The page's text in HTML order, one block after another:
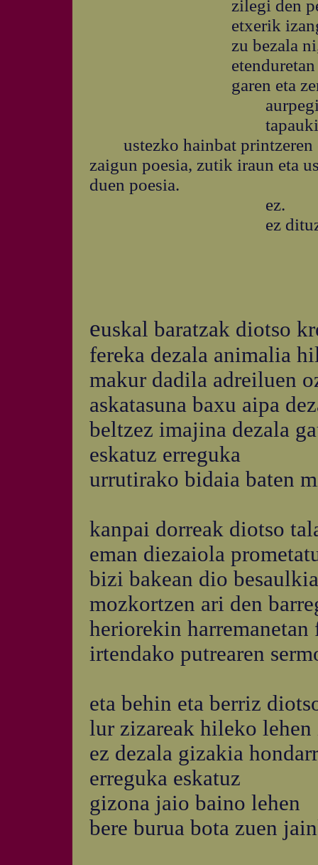
zilegi den
etxerik
zu bezala
garen eta
ustezko hainbat printzeren
zaigun poesia, zutik iraun eta
duen poesia.
ez.
ez
euskal baratzak diotso
fereka dezala animalia
makur dadila adreiluen
askatasuna baxu aipa
beltzez imajina dezala
eskatuz erreguka
urrutirako bidaia baten
kanpai dorreak diotso
eman diezaiola
bizi bakean dio
mozkortzen ari den
heriorekin
irtendako putrearen
eta behin eta berriz
lur zizareak hileko
ez dezala gizakia
erreguka eskatuz
gizona jaio baino lehen
bere burua bota zuen